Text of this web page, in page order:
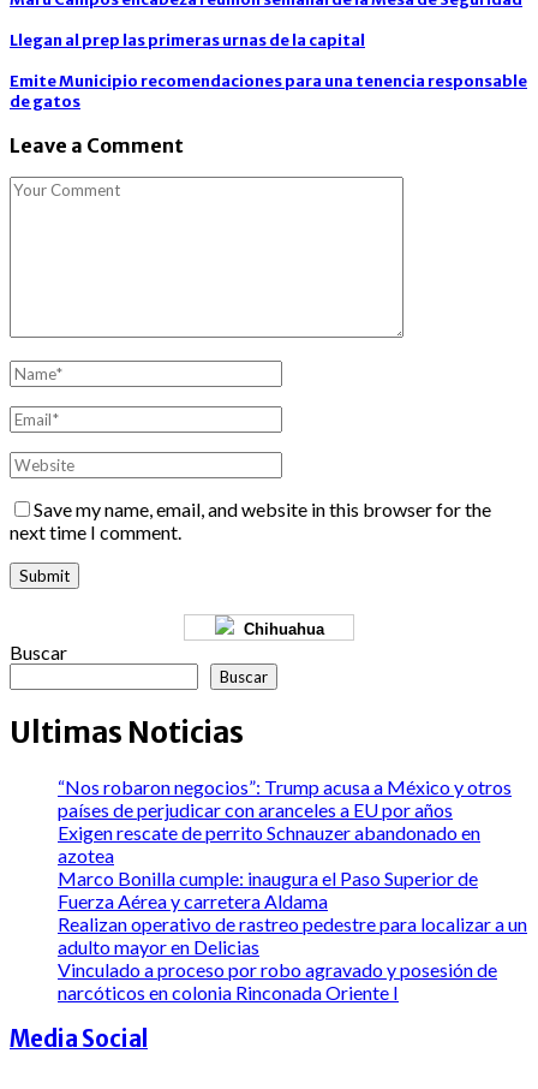
Llegan al prep las primeras urnas de la capital
Emite Municipio recomendaciones para una tenencia responsable
de gatos
Leave a Comment
Save my name, email, and website in this browser for the
next time I comment.
Chihuahua
Buscar
Buscar
Ultimas Noticias
“Nos robaron negocios”: Trump acusa a México y otros
países de perjudicar con aranceles a EU por años
Exigen rescate de perrito Schnauzer abandonado en
azotea
Marco Bonilla cumple: inaugura el Paso Superior de
Fuerza Aérea y carretera Aldama
Realizan operativo de rastreo pedestre para localizar a un
adulto mayor en Delicias
Vinculado a proceso por robo agravado y posesión de
narcóticos en colonia Rinconada Oriente I
Media Social